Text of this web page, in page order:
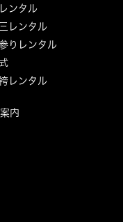
ンタル
レンタル
りレンタル
レンタル
内